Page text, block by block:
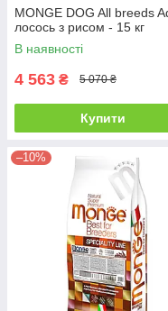
MONGE DOG All breeds
лосось з рисом - 15 кг
В наявності
4 563 ₴ 5 070 ₴
Купити
–10%